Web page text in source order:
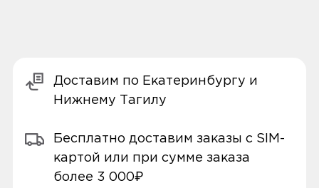
Доставим по Екатеринбургу и
Нижнему Тагилу
Бесплатно доставим заказы с SIM-
картой или при сумме заказа
более 3 000₽